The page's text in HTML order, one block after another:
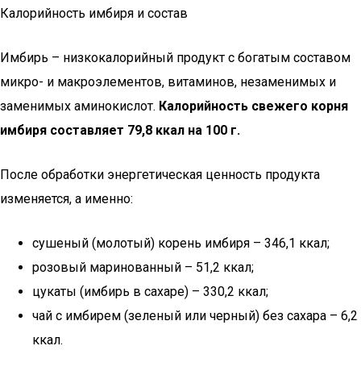
Калорийность имбиря и состав
Имбирь – низкокалорийный продукт с богатым составом
микро- и макроэлементов, витаминов, незаменимых и
заменимых аминокислот. Калорийность свежего корня
имбиря составляет 79,8 ккал на 100 г.
После обработки энергетическая ценность продукта
изменяется, а именно:
сушеный (молотый) корень имбиря – 346,1 ккал;
розовый маринованный – 51,2 ккал;
цукаты (имбирь в сахаре) – 330,2 ккал;
чай с имбирем (зеленый или черный) без сахара – 6,2
ккал.